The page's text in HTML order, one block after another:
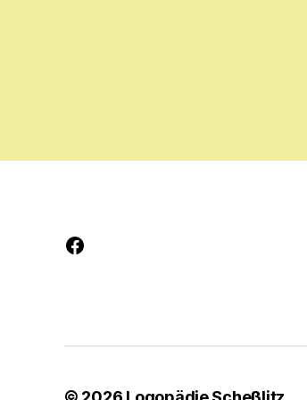
Facebook